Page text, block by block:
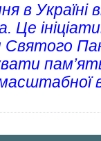
в
Це
пам’ять